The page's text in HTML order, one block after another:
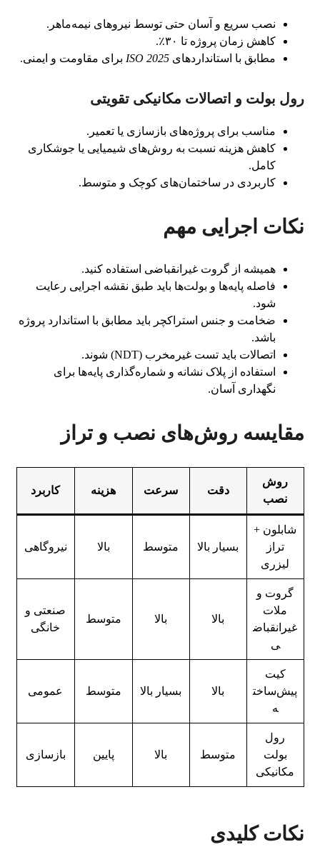
نصب سریع و آسان حتی توسط نیروهای نیمه‌ماهر.
کاهش زمان پروژه تا ۳۰٪.
مطابق با استانداردهایISO 2025 برای مقاومت و ایمنی.
رول بولت و اتصالات مکانیکی تقویتی
مناسب برای پروژه‌های بازسازی یا تعمیر.
کاهش هزینه نسبت به روش‌های شیمیایی یا جوشکاری
کامل.
کاربردی در ساختمان‌های کوچک و متوسط.
نکات اجرایی مهم
همیشه از گروت غیرانقباضی استفاده کنید.
فاصله پایه‌ها و بولت‌ها باید طبق نقشه اجرایی رعایت
شود.
ضخامت و جنس استراکچر باید مطابق با استاندارد پروژه
باشد.
اتصالات باید تست غیرمخرب (NDT) شوند.
استفاده از پلاک نشانه و شماره‌گذاری پایه‌ها برای
نگهداری آسان.
مقایسه روش‌های نصب و تراز
روش
نصب
دقت سرعت هزینه کاربرد
شابلون +
تراز
لیزری
بسیار بالا متوسط بالا نیروگاهی
گروت و
ملات
غیرانقباض
ی
بالا بالا متوسط
صنعتی و
خانگی
کیت
پیش‌ساخت
ه
بالا بسیار بالا متوسط عمومی
رول
بولت
مکانیکی
متوسط بالا پایین بازسازی
نکات کلیدی